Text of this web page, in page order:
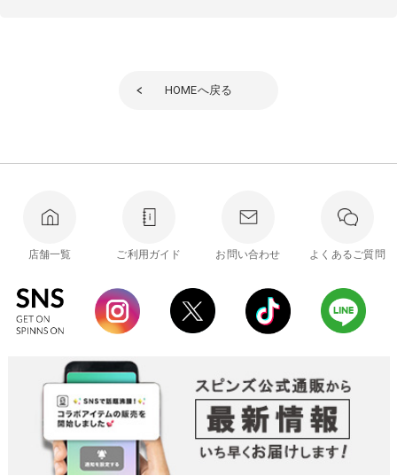
HOMEへ戻る
店舗一覧 ご利用ガイド お問い合わせ よくあるご質問